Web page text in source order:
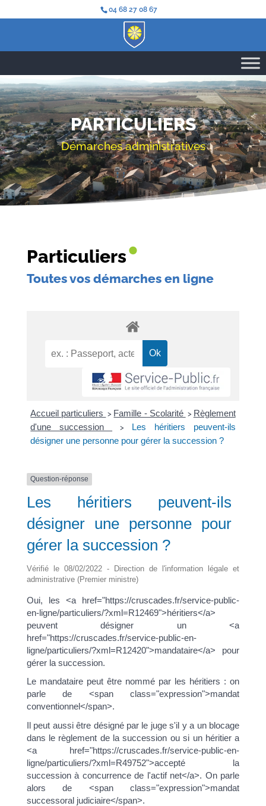
04 68 27 08 67
PARTICULIERS
Démarches administratives
Particuliers•
Toutes vos démarches en ligne
Accueil particuliers > Famille - Scolarité > Règlement
d'une succession
>
Les héritiers peuvent-ils
désigner une personne pour gérer la succession ?
Question-réponse
Les héritiers peuvent-ils
désigner une personne pour
gérer la succession ?
Vérifié le 08/02/2022 - Direction de l'information légale et
administrative (Premier ministre)
Oui, les <a href="https://cruscades.fr/service-public-
en-ligne/particuliers/?xml=R12469">héritiers</a>
peuvent désigner un <a
href="https://cruscades.fr/service-public-en-
ligne/particuliers/?xml=R12420">mandataire</a> pour
gérer la succession.
Le mandataire peut être nommé par les héritiers : on
parle de <span class="expression">mandat
conventionnel</span>.
Il peut aussi être désigné par le juge s'il y a un blocage
dans le règlement de la succession ou si un héritier a
<a href="https://cruscades.fr/service-public-en-
ligne/particuliers/?xml=R49752">accepté la
succession à concurrence de l'actif net</a>. On parle
alors de <span class="expression">mandat
successoral judiciaire</span>.